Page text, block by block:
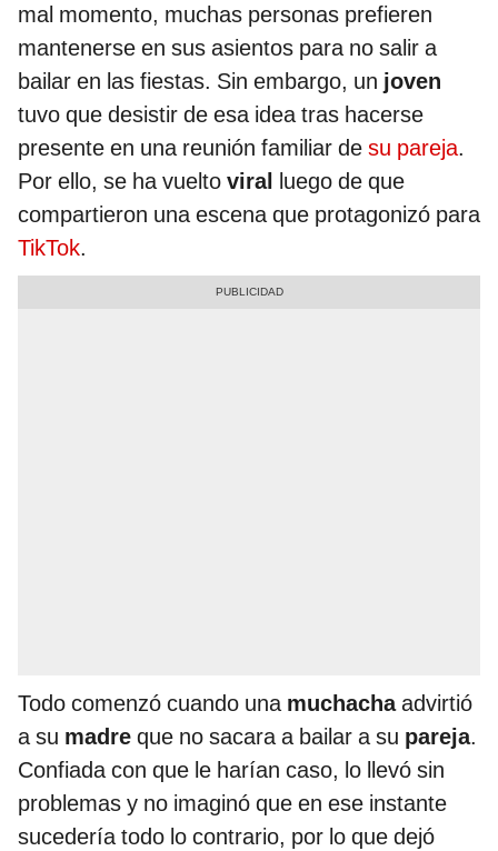
mal momento, muchas personas prefieren
mantenerse en sus asientos para no salir a
bailar en las fiestas. Sin embargo, un joven
tuvo que desistir de esa idea tras hacerse
presente en una reunión familiar de su pareja.
Por ello, se ha vuelto viral luego de que
compartieron una escena que protagonizó para
TikTok.
Todo comenzó cuando una muchachaadvirtió
a su madre que no sacara a bailar a su pareja.
Confiada con que le harían caso, lo llevó sin
problemas y no imaginó que en ese instante
sucedería todo lo contrario, por lo que dejó